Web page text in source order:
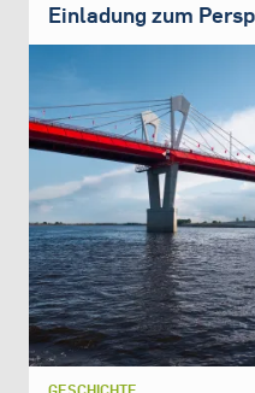
Einladung zum